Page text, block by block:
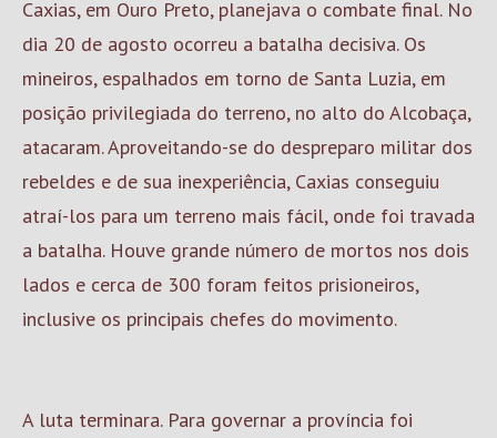
Caxias, em Ouro Preto, planejava o combate final. No
dia 20 de agosto ocorreu a batalha decisiva. Os
mineiros, espalhados em torno de Santa Luzia, em
posição privilegiada do terreno, no alto do Alcobaça,
atacaram. Aproveitando-se do despreparo militar dos
rebeldes e de sua inexperiência, Caxias conseguiu
atraí-los para um terreno mais fácil, onde foi travada
a batalha. Houve grande número de mortos nos dois
lados e cerca de 300 foram feitos prisioneiros,
inclusive os principais chefes do movimento.
A luta terminara. Para governar a província foi